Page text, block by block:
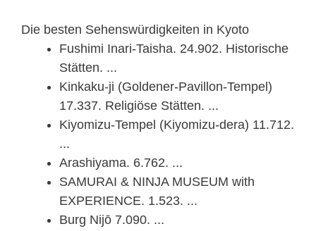
Die besten Sehenswürdigkeiten in Kyoto
Fushimi Inari-Taisha. 24.902. Historische
Stätten. ...
Kinkaku-ji (Goldener-Pavillon-Tempel)
17.337. Religiöse Stätten. ...
Kiyomizu-Tempel (Kiyomizu-dera) 11.712.
...
Arashiyama. 6.762. ...
SAMURAI & NINJA MUSEUM with
EXPERIENCE. 1.523. ...
Burg Nijō 7.090. ...